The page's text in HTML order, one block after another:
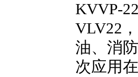
KVVP-
VLV22 ，
油、消
次应用